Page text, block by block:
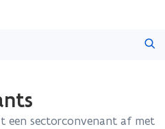
gaan
een sectorconvenant af met